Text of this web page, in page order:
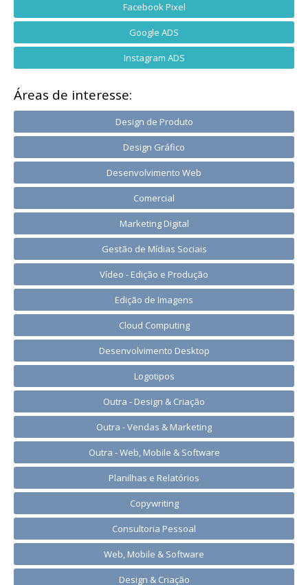
Facebook Pixel
Google ADS
Instagram ADS
Áreas de interesse:
Design de Produto
Design Gráfico
Desenvolvimento Web
Comercial
Marketing Digital
Gestão de Mídias Sociais
Vídeo - Edição e Produção
Edição de Imagens
Cloud Computing
Desenvolvimento Desktop
Logotipos
Outra - Design & Criação
Outra - Vendas & Marketing
Outra - Web, Mobile & Software
Planilhas e Relatórios
Copywriting
Consultoria Pessoal
Web, Mobile & Software
Design & Criação